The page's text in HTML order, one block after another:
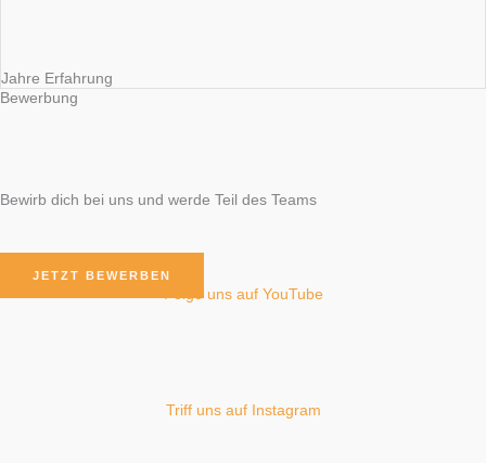
Jahre Erfahrung
Bewerbung
Bewirb dich bei uns und werde Teil des Teams
JETZT BEWERBEN
Folge uns auf YouTube
Triff uns auf Instagram